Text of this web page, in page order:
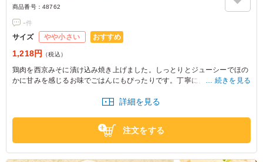
商品番号： 48762
-件
サイズ やや小さい おすすめ
1,218円 （税込）
鶏肉を西京みそに漬け込み焼き上げました。しっとりとジューシーでほの
かに甘みを感じるお味でごはんにもぴったりです。丁寧におつくりした副
続きを見る
詳細を見る
注文をする